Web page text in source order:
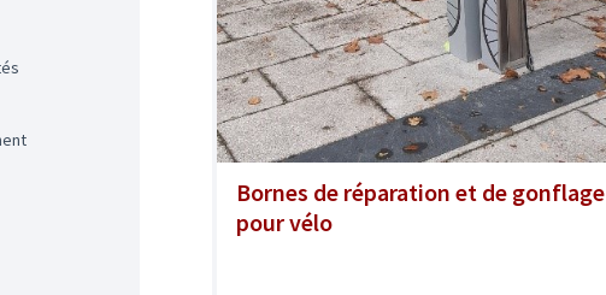
Bornes de réparation et de gonflage
pour vélo